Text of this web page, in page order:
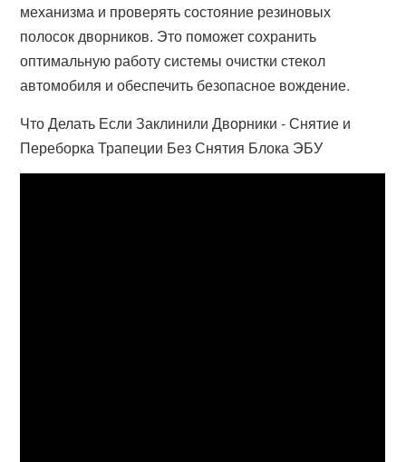
механизма и проверять состояние резиновых
полосок дворников. Это поможет сохранить
оптимальную работу системы очистки стекол
автомобиля и обеспечить безопасное вождение.
Что Делать Если Заклинили Дворники - Снятие и
Переборка Трапеции Без Снятия Блока ЭБУ